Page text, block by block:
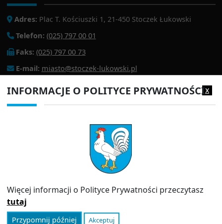
Adres: Plac T. Kościuszki 1, 21-450 Stoczek Łukowski
Telefon: (025) 797 00 01
Faks: (025) 797 00 73
E-mail: miasto@stoczek-lukowski.pl
PRZYDATNE LINKI
Polityka prywatności
Informator
x
INFORMACJE O POLITYCE PRYWATNOŚCI
Więcej informacji o Polityce Prywatności przeczytasz
tutaj
Przypomnij później Akceptuj